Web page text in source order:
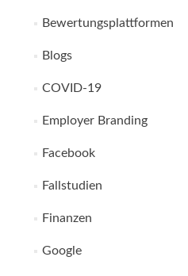
Bewertungsplattformen
Blogs
COVID-19
Employer Branding
Facebook
Fallstudien
Finanzen
Google